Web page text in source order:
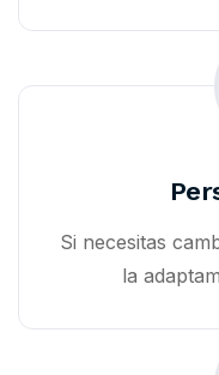
Si necesitas
la